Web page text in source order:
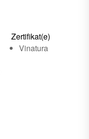
Zertifikat(e)
Vinatura